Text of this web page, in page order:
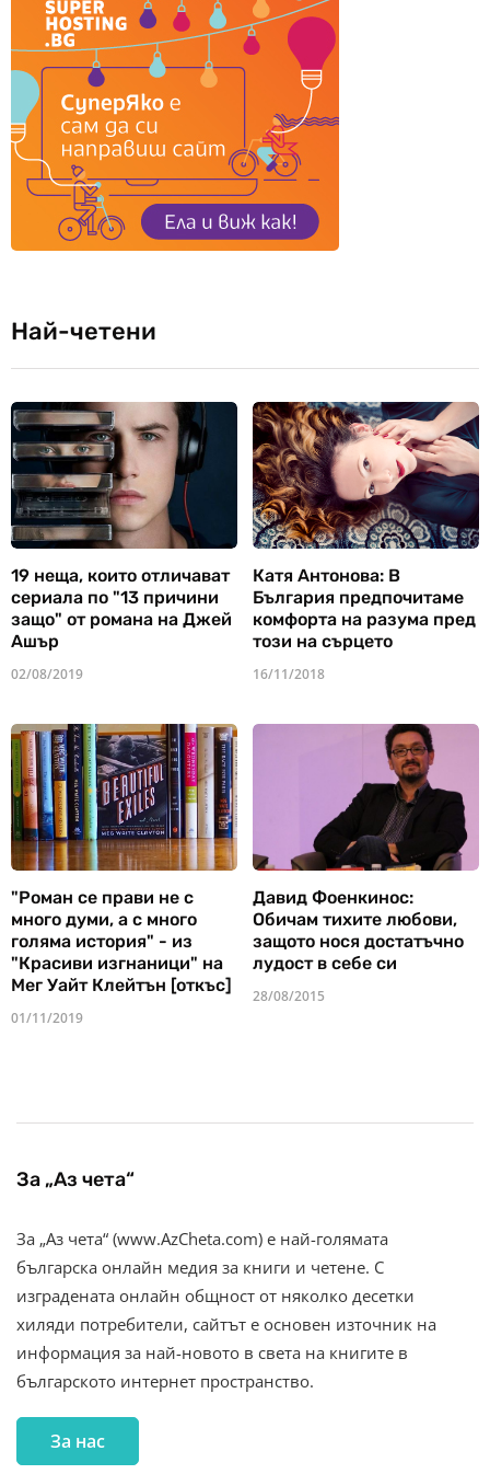
Най-четени
19 неща, които отличават
сериала по "13 причини
защо" от романа на Джей
Ашър
02/08/2019
Катя Антонова: В
България предпочитаме
комфорта на разума пред
този на сърцето
16/11/2018
"Роман се прави не с
много думи, а с много
голяма история" - из
"Красиви изгнаници" на
Мег Уайт Клейтън [откъс]
01/11/2019
Давид Фоенкинос:
Обичам тихите любови,
защото нося достатъчно
лудост в себе си
28/08/2015
За „Аз чета“
За „Аз чета“ (www.AzCheta.com) е най-голямата
българска онлайн медия за книги и четене. С
изградената онлайн общност от няколко десетки
хиляди потребители, сайтът е основен източник на
информация за най-новото в света на книгите в
българското интернет пространство.
За нас